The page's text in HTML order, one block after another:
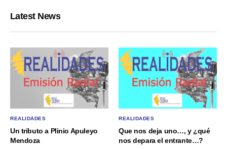
Latest News
REALIDADES
Un tributo a Plinio Apuleyo
Mendoza
REALIDADES
Que nos deja uno…, y ¿qué
nos depara el entrante…?